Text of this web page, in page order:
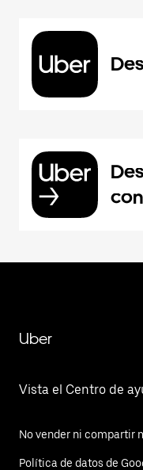
Uber
Vista el Centro de
No vender ni compartir
Política de datos de